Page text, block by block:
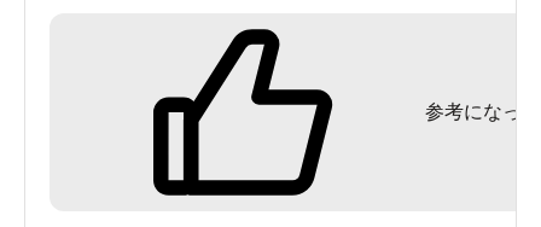
点かな？フロント女性の対応は◎ １F レストラン
の「石焼ビビンバ」はおすすめです。
参考になった